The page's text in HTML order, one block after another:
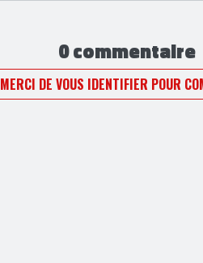
0 commentaire
MERCI DE VOUS IDENTIFIER POUR